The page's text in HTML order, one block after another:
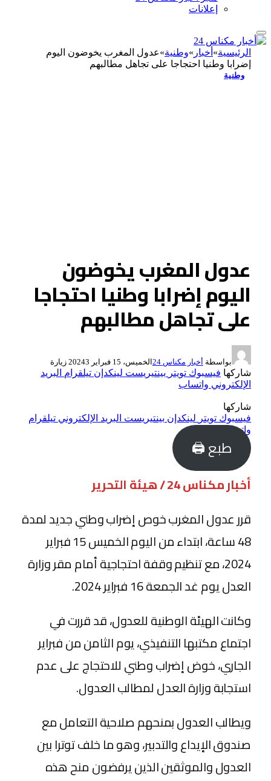
إعلانات
الرئيسية» أخبار »وطنية»عدول المغرب يخوضون اليوم
إضرابا وطنيا احتجاجا على تجاهل مطالبهم
وطنية
عدول المغرب يخوضون
اليوم إضرابا وطنيا احتجاجا
على تجاهل مطالبهم
بواسطة أخبار مكناس 24 الخميس، 15 فبراير 2024 3 زيارة
شاركها فيسبوك تويتر بينتيريست لينكدإن تيلقرام البريد
الإلكتروني واتساب
شاركها
فيسبوك تويتر لينكدإن بينتيريست البريد الإلكتروني تيلقرام
واتساب
طبع 🖨
أخبار مكناس 24 / هيئة التحرير
قرر عدول المغرب خوص إضراب وطني جديد لمدة
48 ساعة، ابتداء من اليوم الخميس 15 فبراير
2024، مع تنظيم وقفة احتجاجية أمام مقر وزارة
العدل يوم غد الجمعة 16 فبراير 2024.
وكانت الهيئة الوطنية للعدول، قد قررت في
اجتماع مكتبها التنفيذي، يوم الثامن من فبراير
الجاري، خوض إضراب وطني للاحتجاج على عدم
استجابة وزارة العدل لمطالب العدول.
ويطالب العدول بمنحهم صلاحية التعامل مع
صندوق الإيداع والتدبير، وهو ما خلف توترا بين
العدول والموثقين الذين يرفضون منح هذه